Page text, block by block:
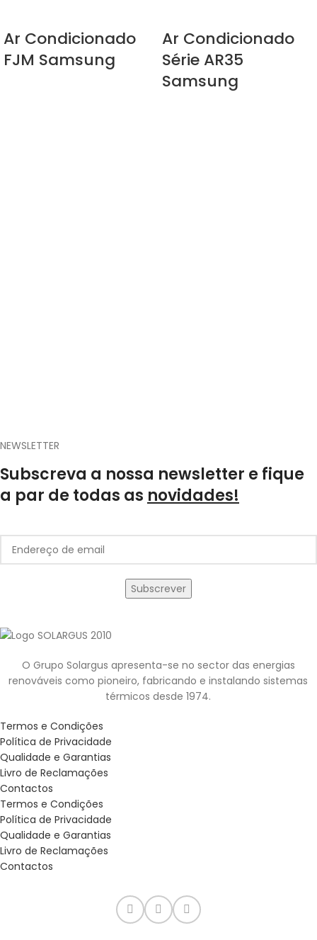
Ar Condicionado
FJM Samsung
Ar Condicionado
Série AR35
Samsung
NEWSLETTER
Subscreva a nossa newsletter e fique
a par de todas as novidades!
O Grupo Solargus apresenta-se no sector das energias
renováveis como pioneiro, fabricando e instalando sistemas
térmicos desde 1974.
Termos e Condições
Política de Privacidade
Qualidade e Garantias
Livro de Reclamações
Contactos
Termos e Condições
Política de Privacidade
Qualidade e Garantias
Livro de Reclamações
Contactos